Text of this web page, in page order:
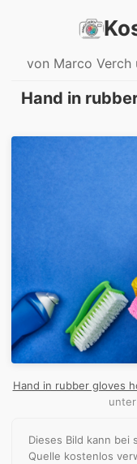
von Marco Verch
Hand in
Hand in rubber gloves
unter
Dieses Bild kann bei
Quelle kostenlos